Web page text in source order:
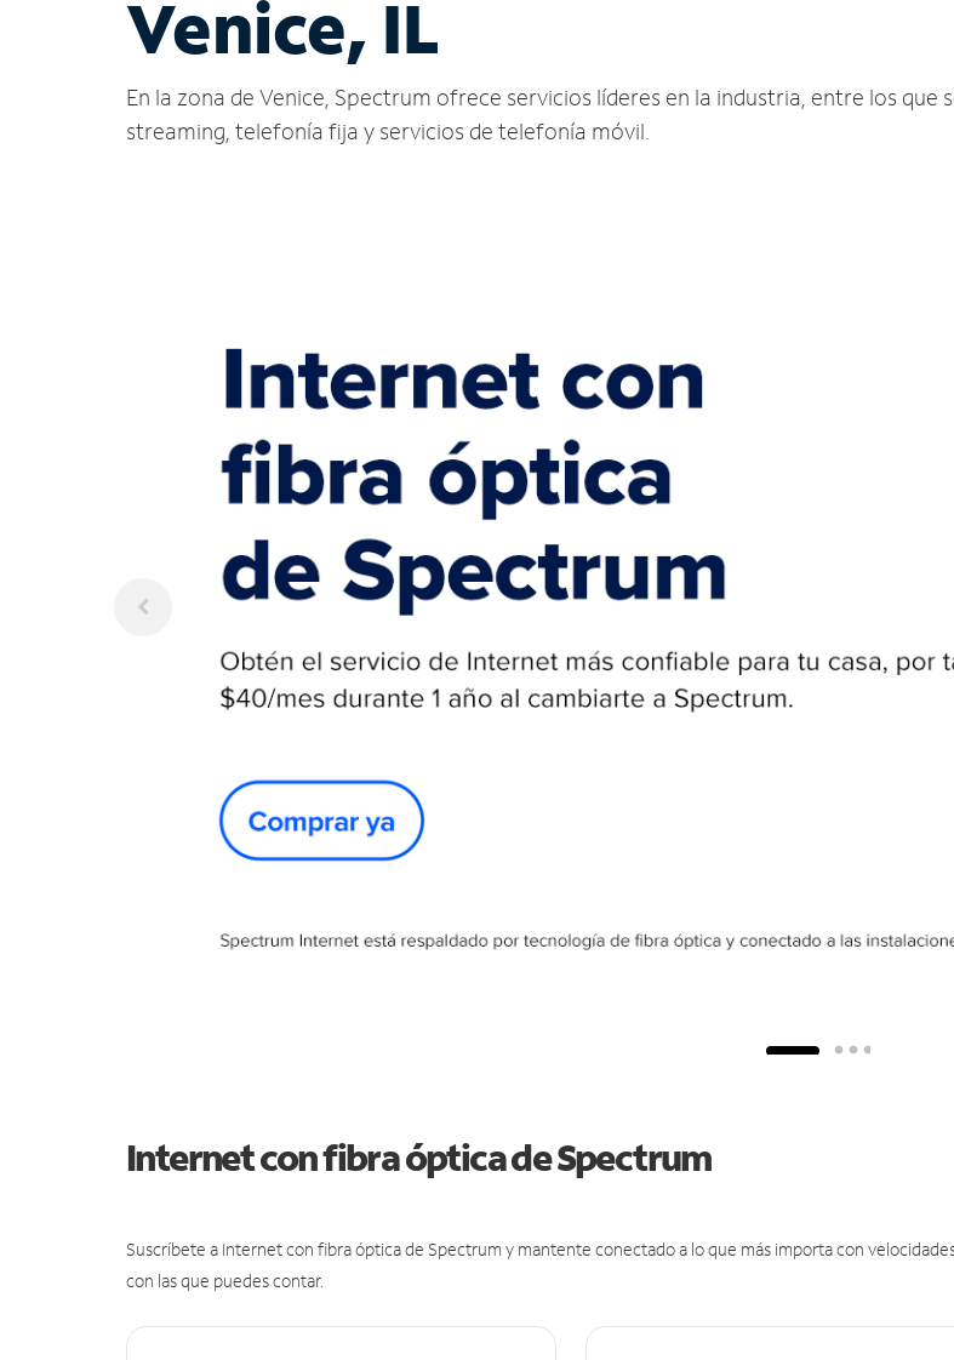
Venice, IL
En la zona de Venice, Spectrum ofrece servicios líderes en la industria, entre los
streaming, telefonía fija y servicios de telefonía móvil.
Internet con fibra óptica de Spectrum
Suscríbete a Internet con fibra óptica de Spectrum y mantente conectado a lo que más importa con
con las que puedes contar.